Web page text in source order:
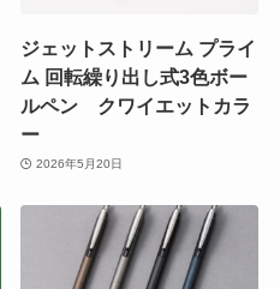
ジェットストリーム プライ
ム 回転繰り出し式3色ボー
ルペン クワイエットカラ
ー
2026年5月20日